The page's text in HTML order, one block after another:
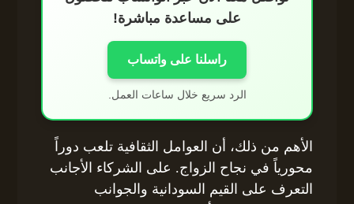
على مساعدة مباشرة!
راسلنا على واتساب
الرد سريع خلال ساعات العمل.
الأهم من ذلك، أن العوامل الثقافية تلعب دوراً
محورياً في نجاح الزواج. على الشركاء الأجانب
التعرف على القيم السودانية والجوانب